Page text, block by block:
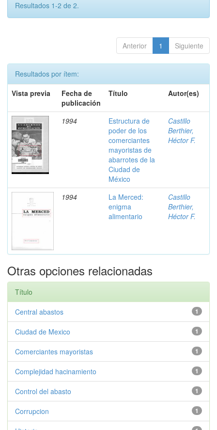
Resultados 1-2 de 2.
Anterior 1 Siguiente
Resultados por ítem:
Vista previa
Fecha de
publicación
Título Autor(es)
1994
Estructura de
poder de los
comerciantes
mayoristas de
abarrotes de la
Ciudad de
México
Castillo
Berthier,
Héctor F.
1994
La Merced:
enigma
alimentario
Castillo
Berthier,
Héctor F.
Otras opciones relacionadas
Título
1
Central abastos
1
Ciudad de Mexico
1
Comerciantes mayoristas
1
Complejidad hacinamiento
1
Control del abasto
1
Corrupcion